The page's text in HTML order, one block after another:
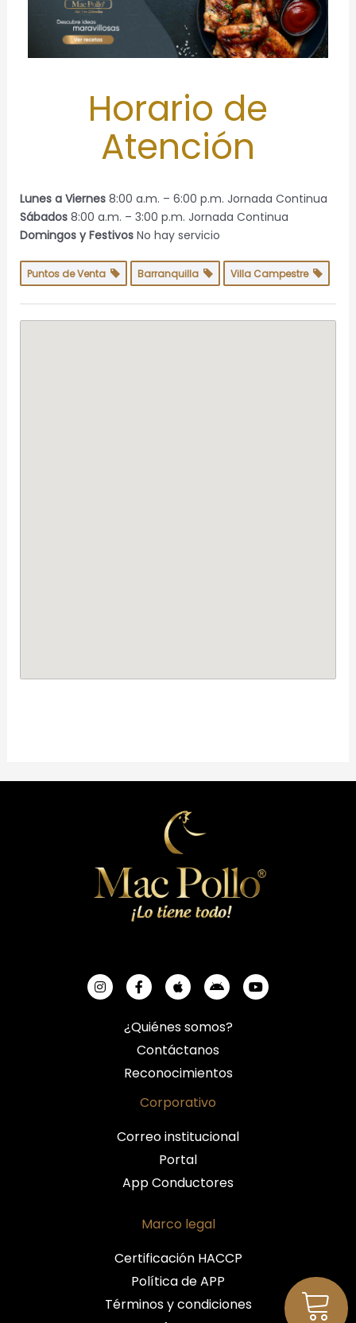
Horario de
Atención
Lunes a Viernes8:00 a.m. – 6:00 p.m. Jornada Continua
Sábados8:00 a.m. – 3:00 p.m. Jornada Continua
Domingos y FestivosNo hay servicio
Puntos de Venta Barranquilla Villa Campestre
¿Quiénes somos?
Contáctanos
Reconocimientos
Corporativo
Correo institucional
Portal
App Conductores
Marco legal
Certificación HACCP
Política de APP
Términos y condiciones